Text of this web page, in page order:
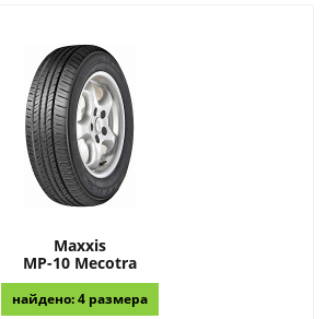
Maxxis
MP-10 Mecotra
найдено: 4 размера